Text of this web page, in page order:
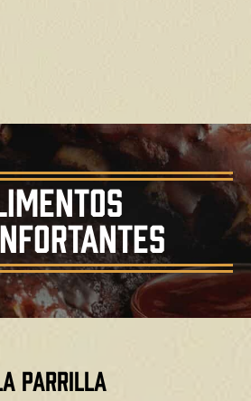
parrilla